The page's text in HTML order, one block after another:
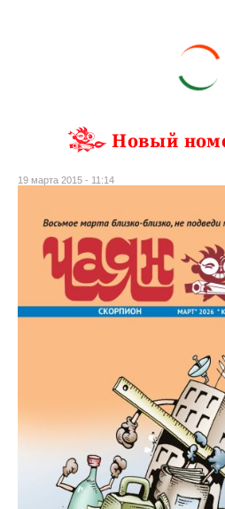
Новый
19 марта 2015 - 11:14